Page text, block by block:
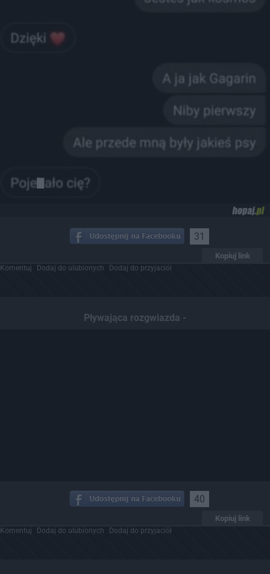
31
Kopiuj link
Komentuj Dodaj do ulubionych Dodaj do przyjaciół
Pływająca rozgwiazda -
40
Kopiuj link
Komentuj Dodaj do ulubionych Dodaj do przyjaciół